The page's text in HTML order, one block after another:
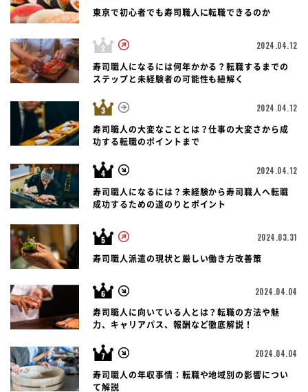
東京で初心者でも寿司職人に転職できるのか
2024.04.12
寿司職人になるには何年かかる？転職するまでの
ステップと未経験者の可能性も紐解く
2024.04.12
寿司職人の大変なこととは？仕事の大変さから成
功する転職のポイントまで
2024.04.12
寿司職人になるには？未経験から寿司職人へ転職
成功するための道のりとポイント
2024.03.31
寿司職人派遣の現状と厳しい働き方改善策
2024.04.04
寿司職人に向いている人とは？転職の方法や魅
力、キャリアパス、報酬など徹底解説！
2024.04.04
寿司職人の年収事情：転職や地域別の影響につい
て解説